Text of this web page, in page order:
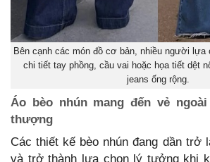
Bên cạnh các món đồ cơ bản, nhiều người lựa
chi tiết tay phồng, cầu vai hoặc họa tiết dệt
jeans ống rộng.
Áo bèo nhún mang đến vẻ
thượng
Các thiết kế bèo nhún đang dần trở
và trở thành lựa chọn lý tưởng khi